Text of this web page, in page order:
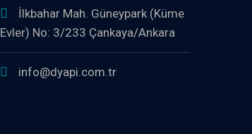
İlkbahar Mah. Güneypark (Küme
Evler) No: 3/233 Çankaya/Ankara
info@dyapi.com.tr